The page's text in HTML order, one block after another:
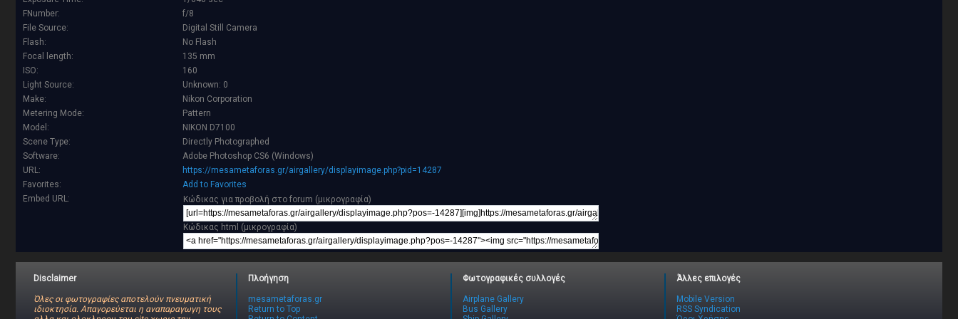
FNumber:
f/8
File Source:
Digital Still Camera
Flash:
No Flash
Focal length:
135 mm
ISO:
160
Light Source:
Unknown: 0
Make:
Nikon Corporation
Metering Mode:
Pattern
Model:
NIKON D7100
Scene Type:
Directly Photographed
Software:
Adobe Photoshop CS6 (Windows)
URL:
https://mesametaforas.gr/airgallery/displayimage.php?pid=14287
Favorites:
Add to Favorites
Embed URL:
Κώδικας για προβολή στο forum (μικρογραφία)
Κώδικας html (μικρογραφία)
Disclaimer
Όλες οι φωτογραφίες αποτελούν πνευματική
ιδιοκτησία. Απαγορεύεται η αναπαραγωγη τους
Πλοήγηση
mesametaforas.gr
Return to Top
Φωτογραφικές συλλογές
Airplane Gallery
Bus Gallery
Άλλες επιλογές
Mobile Version
RSS Syndication